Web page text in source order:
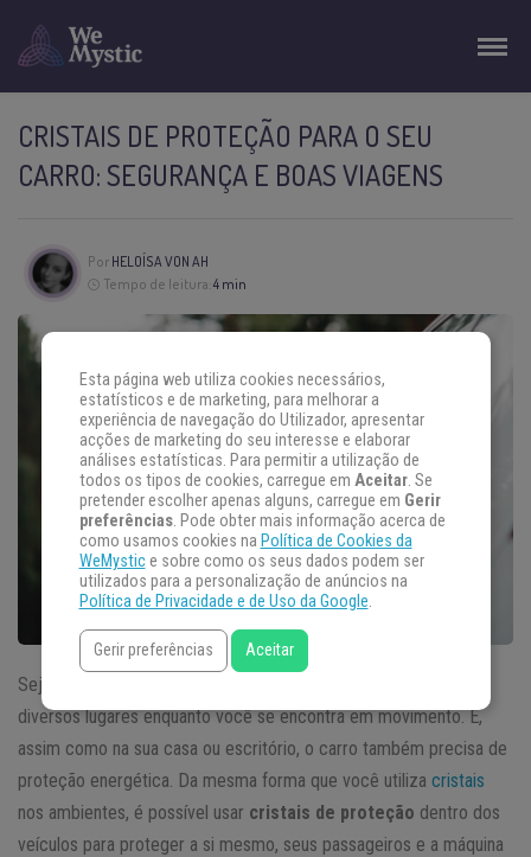
CRISTAIS DE PROTEÇÃO PARA O SEU
CARRO: SEGURANÇA E BOAS VIAGENS
Por HELOÍSA VON AH
Tempo de leitura:4 min
Seja na cidade ou na estrada,
diversos lugares enquanto você se encontra em movimento. E,
assim como na sua casa ou escritório, o carro também precisa de
proteção energética. Da mesma forma que você utiliza cristais
nos ambientes, é possível usar cristais de proteção dentro dos
veículos para proteger a si mesmo, seus passageiros e a máquina
Esta página web utiliza cookies necessários,
estatísticos e de marketing, para melhorar a
experiência de navegação do Utilizador, apresentar
acções de marketing do seu interesse e elaborar
análises estatísticas. Para permitir a utilização de
todos os tipos de cookies, carregue em Aceitar. Se
pretender escolher apenas alguns, carregue em Gerir
preferências. Pode obter mais informação acerca de
como usamos cookies na Política de Cookies da
WeMystice sobre como os seus dados podem ser
utilizados para a personalização de anúncios na
Política de Privacidade e de Uso da Google.
Gerir preferências Aceitar